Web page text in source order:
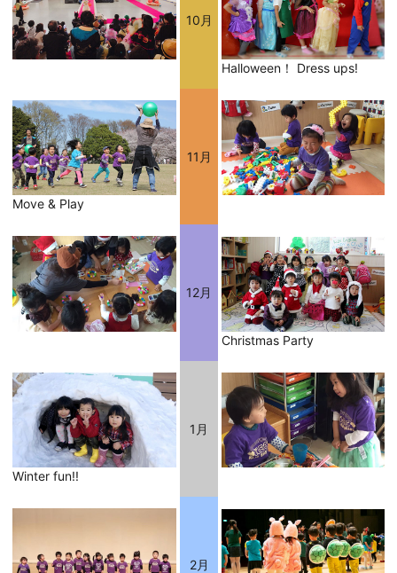
10月
Halloween！ Dress ups!
Move & Play
11月
12月
Christmas Party
Winter fun!!
1月
2月